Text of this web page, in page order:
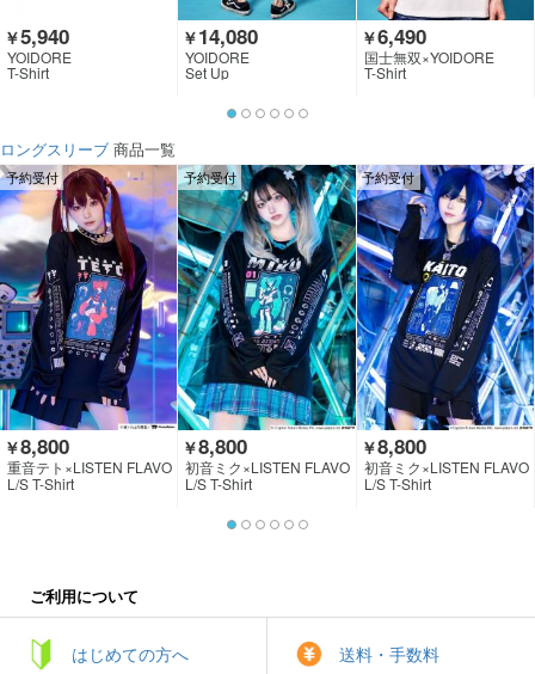
￥5,940
YOIDORE
T-Shirt
￥14,080
YOIDORE
Set Up
￥6,490
国士無双×YOIDORE
T-Shirt
ロングスリーブ 商品一覧
予約受付
￥8,800
重音テト×LISTEN FLAVO
R
L/S T-Shirt
予約受付
￥8,800
初音ミク×LISTEN FLAVO
R
L/S T-Shirt
予約受付
￥8,800
初音ミク×LISTEN FLAVO
R
L/S T-Shirt
ご利用について
はじめての方へ 送料・手数料